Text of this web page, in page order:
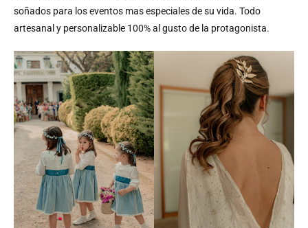
soñados para los eventos mas especiales de su vida. Todo
artesanal y personalizable 100% al gusto de la protagonista.